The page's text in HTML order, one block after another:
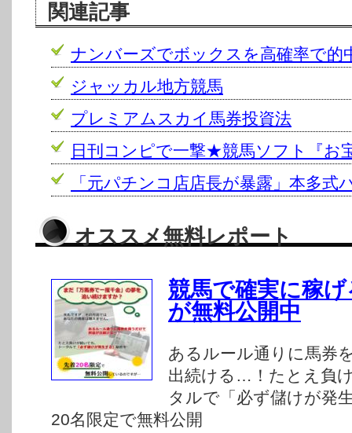
関連記事
ナンバーズでボックスを高確率で的
ジャッカル地方競馬
プレミアムスカイ馬券投資法
日刊コンピで一撃★競馬ソフト『お
「元パチンコ店店長が暴露」本多式
オススメ無料レポート
競馬で確実に稼
が無料公開中
あるルール通りに馬券
出続ける…！たとえ負
タルで「必ず儲けが発
20名限定で無料公開